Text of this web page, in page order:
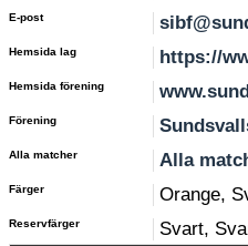
E-post
Hemsida lag https://
Hemsida förening
Förening
Alla matcher Alla
Färger Orange,
Reservfärger Svart,